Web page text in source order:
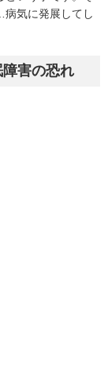
病気に発展してし
害の恐れ